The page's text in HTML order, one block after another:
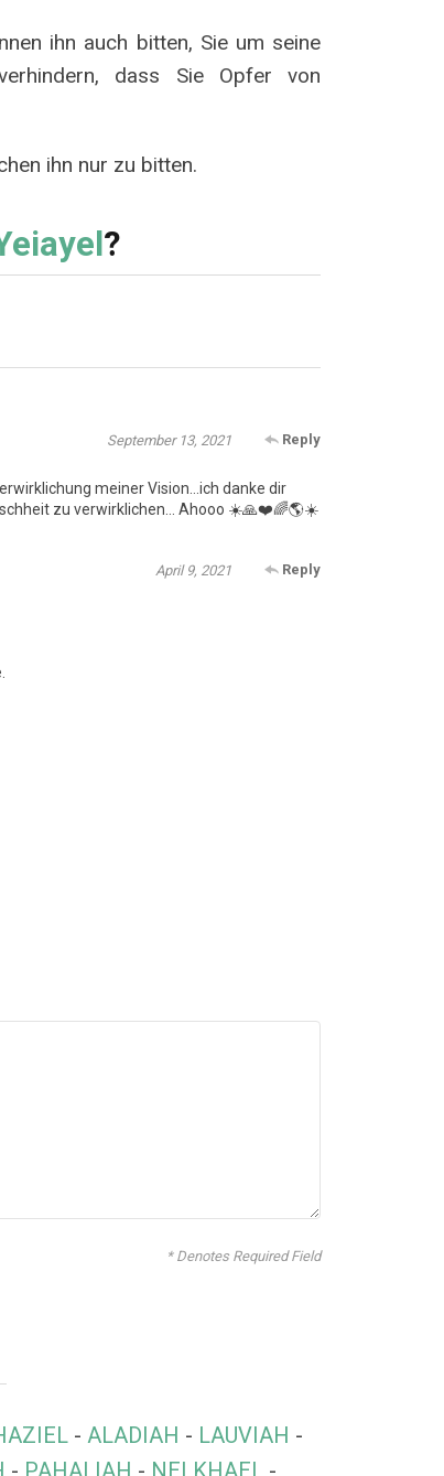
ihn auch bitten, Sie um seine
dass Sie Opfer von
ihn nur zu bitten.
?
Reply
September 13, 2021
meiner Vision…ich danke dir
zu verwirklichen… Ahooo ☀️🙏❤️🌈🌎☀️
Reply
April 9, 2021
* Denotes Required Field
- ALADIAH - LAUVIAH -